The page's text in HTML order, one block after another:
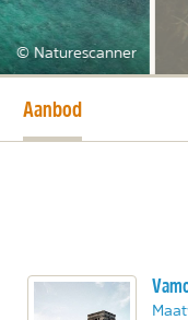
© Naturescanner
Huidige pagina
Aanbod